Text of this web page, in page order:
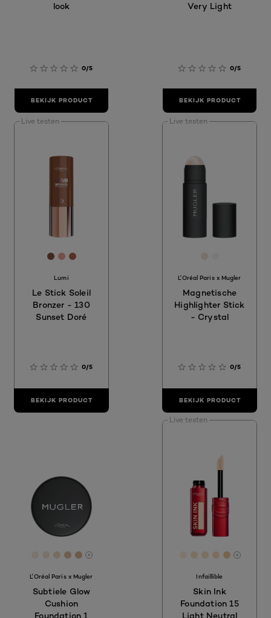
look
0/5
BEKIJK PRODUCT
Very Light
0/5
BEKIJK PRODUCT
Live testen
[Color]: #875041
[Color]: #E99F90
[Color]: #AE634C
Lumi
Le Stick Soleil
Bronzer - 130
Sunset Doré
0/5
BEKIJK PRODUCT
Live testen
L'Oréal Paris x Mugler
Magnetische
Highlighter Stick
- Crystal
0/5
BEKIJK PRODUCT
[Color]: #F8E9D9
[Color]: #F6E6D2
[Color]: #F2DBC0
[Color]: #E0BE9C
[Color]: #DCB690
More shades are available
L'Oréal Paris x Mugler
Subtiele Glow
Cushion
Foundation 1
Live testen
[Color]: #fdecda
[Color]: #fbe1c3
[Color]:
[Color]:
[Color]:
More
Infaillible
Skin Ink
Foundation 15
Light Neutral